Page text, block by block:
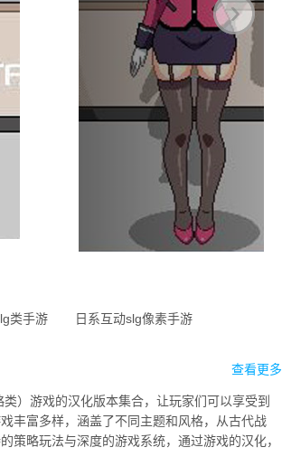
类手游 日系互动slg像素手游
查看更多
）游戏的汉化版本集合，让玩家们可以享受到
丰富多样，涵盖了不同主题和风格，从古代战
策略玩法与深度的游戏系统，通过游戏的汉化，